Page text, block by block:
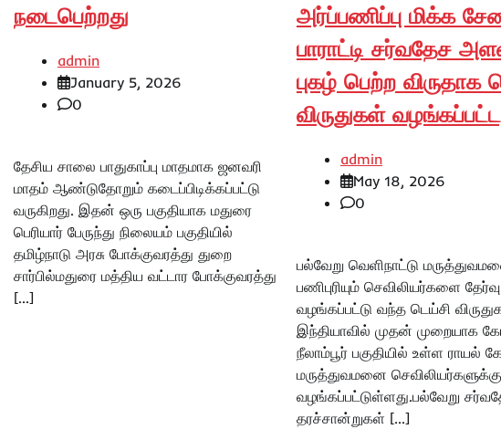
நடைபெற்றது
admin
January 5, 2026
0
தேசிய சாலை பாதுகாப்பு மாதமாக ஜனவரி
மாதம் ஆண்டுதோறும் கடைப்பிடிக்கப்பட்டு
வருகிறது. இதன் ஒரு பகுதியாக மதுரை
பெரியார் பேருந்து நிலையம் பகுதியில்
தமிழ்நாடு அரசு போக்குவரத்து துறை
சார்பில்மதுரை மத்திய வட்டார போக்குவரத்து
[…]
அர்ப்பணிப்பு மிக்க
பாராட்டி சர்வதேச
புகழ் பெற்ற விருதாக
விருதுகள்
admin
May 18, 2026
0
பல்வேறு வெளிநாட்டு
பணிபுரியும் செவிலியர்களை
வழங்கப்பட்டு வந்த டெய்சி
இந்தியாவில் முதன் முறையாக
நீலாம்பூர் பகுதியில் உள்ள ராயல்
மருத்துவமனை செவிலியர்களுக்கு
வழங்கப்பட்டுள்ளது.பல்வேறு
தரச்சான்றுகள் […]